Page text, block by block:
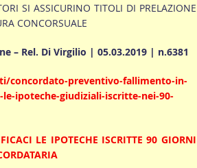
SI ASSICURINO TITOLI DI PRELAZIONE
CONCORSUALE
– Rel. Di Virgilio | 05.03.2019 | n.6381
concordato-preventivo-fallimento-in-
ipoteche-giudiziali-iscritte-nei-90-
LE IPOTECHE ISCRITTE 90 GIORNI